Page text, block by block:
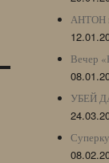
АНТОН
Вечер
УБЕЙ